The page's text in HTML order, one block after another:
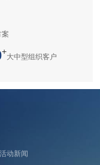
案
+
大中型组织客户
活动新闻